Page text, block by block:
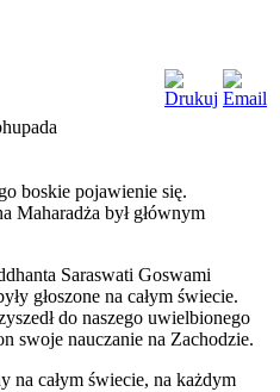
boskie pojawienie się.
Maharadża był głównym
Saraswati Goswami
głoszone na całym świecie.
do naszego uwielbionego
swoje nauczanie na Zachodzie.
na całym świecie, na każdym